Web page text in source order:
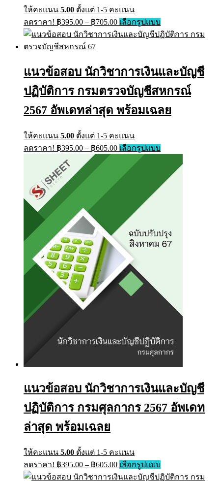
ให้คะแนน 5.00 ตั้งแต่ 1-5 คะแนน
ลดราคา! ฿395.00 – ฿705.00Price
range:
฿395.00
เลือกรูปแบบThis
product
has
options
be
chosen
on
the
แนวข้อสอบ นักวิชาการเงินและบัญชี
ปฏิบัติการ กรมตรวจบัญชีสหกรณ์
2567 อัพเดทล่าสุด พร้อมเฉลย
ให้คะแนน 5.00 ตั้งแต่ 1-5 คะแนน
ลดราคา! ฿395.00 – ฿605.00Price
range:
฿395.00
through
เลือกรูปแบบThis
product
multiple
variants.
The
on
the
แนวข้อสอบ นักวิชาการเงินและบัญชี
ปฏิบัติการ กรมศุลกากร 2567 อัพเดท
ล่าสุด พร้อมเฉลย
ให้คะแนน 5.00 ตั้งแต่ 1-5 คะแนน
ลดราคา! ฿395.00 – ฿605.00Price
range:
เลือกรูปแบบThis
product